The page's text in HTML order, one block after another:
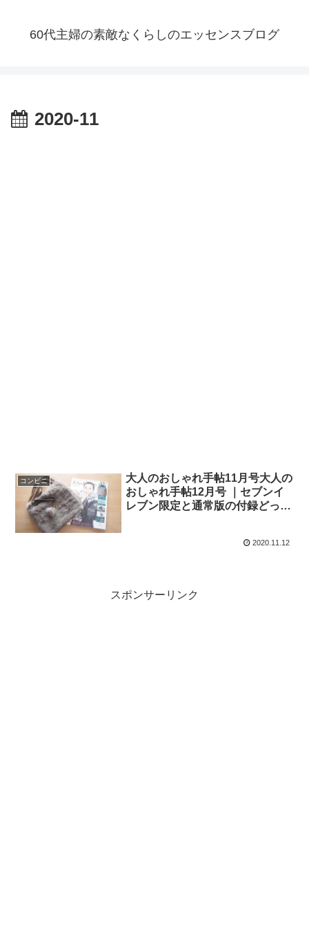
60代主婦の素敵なくらしのエッセンスブログ
2020-11
コンビニ
大人のおしゃれ手帖11月号大人の
おしゃれ手帖12月号 ｜セブンイ
レブン限定と通常版の付録どっち
2020.11.12
スポンサーリンク